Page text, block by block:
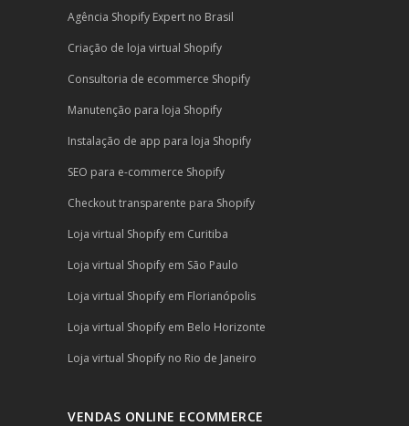
Agência Shopify Expert no Brasil
Criação de loja virtual Shopify
Consultoria de ecommerce Shopify
Manutenção para loja Shopify
Instalação de app para loja Shopify
SEO para e-commerce Shopify
Checkout transparente para Shopify
Loja virtual Shopify em Curitiba
Loja virtual Shopify em São Paulo
Loja virtual Shopify em Florianópolis
Loja virtual Shopify em Belo Horizonte
Loja virtual Shopify no Rio de Janeiro
VENDAS ONLINE ECOMMERCE